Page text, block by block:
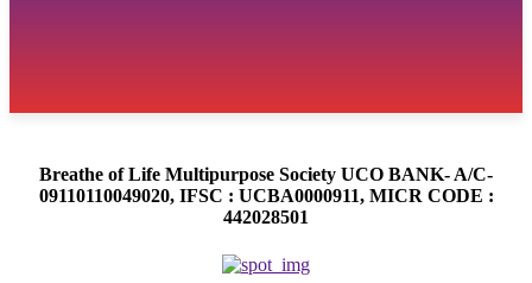
Breathe of Life Multipurpose Society UCO BANK- A/C-
09110110049020, IFSC : UCBA0000911, MICR CODE :
442028501